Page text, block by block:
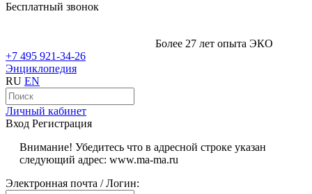
Бесплатный звонок
Более 27 лет опыта ЭКО
+7 495 921-34-26
Энциклопедия
RU EN
Личный кабинет
Вход Регистрация
Внимание! Убедитесь что в адресной строке указан
следующий адрес: www.ma-ma.ru
Электронная почта / Логин: